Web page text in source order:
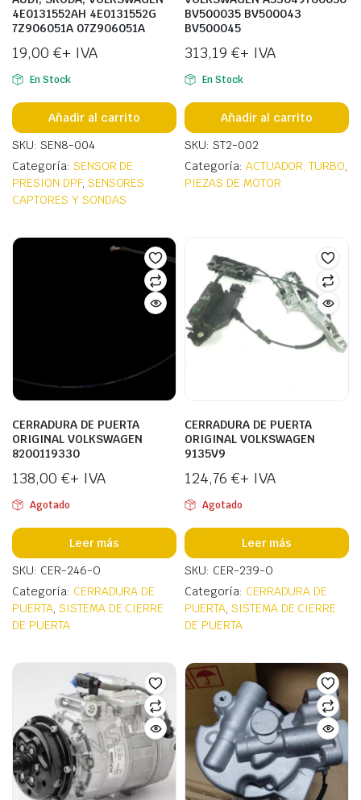
4E0131552AH 4E0131552G
7Z906051A 07Z906051A
19,00 €+ IVA
En Stock
Añadir al carrito
SKU: SEN8-004
Categoría: SENSOR DE
PRESION DPF, SENSORES
CAPTORES Y SONDAS
BV500035 BV500043
BV500045
313,19 €+ IVA
En Stock
Añadir al carrito
SKU: ST2-002
Categoría: ACTUADOR, TURBO,
PIEZAS DE MOTOR
CERRADURA DE PUERTA
ORIGINAL VOLKSWAGEN
8200119330
138,00 €+ IVA
Agotado
Leer más
SKU: CER-246-O
Categoría: CERRADURA DE
PUERTA, SISTEMA DE CIERRE
DE PUERTA
CERRADURA DE PUERTA
ORIGINAL VOLKSWAGEN
9135V9
124,76 €+ IVA
Agotado
Leer más
SKU: CER-239-O
Categoría: CERRADURA DE
PUERTA, SISTEMA DE CIERRE
DE PUERTA